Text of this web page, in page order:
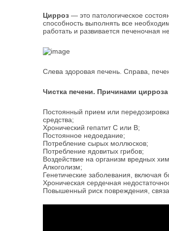
Цирроз — это патологическое
способность выполнять все
работать и развивается печеночная
Слева здоровая печень. Справа,
Чистка печени. Причинами цирроза
Постоянный прием или
средства;
Хронический гепатит C или B;
Постоянное недоедание;
Потребление сырых моллюсков;
Потребление ядовитых грибов;
Воздействие на организм вредных
Алкоголизм;
Генетические заболевания, включая
Хроническая сердечная
Повышенный риск повреждения,